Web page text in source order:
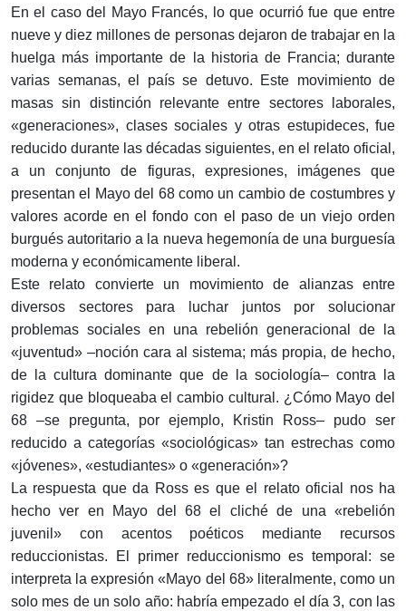
En el caso del Mayo Francés, lo que ocurrió fue que entre
nueve y diez millones de personas dejaron de trabajar en la
huelga más importante de la historia de Francia; durante
varias semanas, el país se detuvo. Este movimiento de
masas sin distinción relevante entre sectores laborales,
«generaciones», clases sociales y otras estupideces, fue
reducido durante las décadas siguientes, en el relato oficial,
a un conjunto de figuras, expresiones, imágenes que
presentan el Mayo del 68 como un cambio de costumbres y
valores acorde en el fondo con el paso de un viejo orden
burgués autoritario a la nueva hegemonía de una burguesía
moderna y económicamente liberal.
Este relato convierte un movimiento de alianzas entre
diversos sectores para luchar juntos por solucionar
problemas sociales en una rebelión generacional de la
«juventud» –noción cara al sistema; más propia, de hecho,
de la cultura dominante que de la sociología– contra la
rigidez que bloqueaba el cambio cultural. ¿Cómo Mayo del
68 –se pregunta, por ejemplo, Kristin Ross– pudo ser
reducido a categorías «sociológicas» tan estrechas como
«jóvenes», «estudiantes» o «generación»?
La respuesta que da Ross es que el relato oficial nos ha
hecho ver en Mayo del 68 el cliché de una «rebelión
juvenil» con acentos poéticos mediante recursos
reduccionistas. El primer reduccionismo es temporal: se
interpreta la expresión «Mayo del 68» literalmente, como un
solo mes de un solo año: habría empezado el día 3, con las